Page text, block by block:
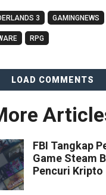
3 GAMINGNEWS
RPG
LOAD COMMENTS
FBI Tangkap
Game Steam
Pencuri Kripto